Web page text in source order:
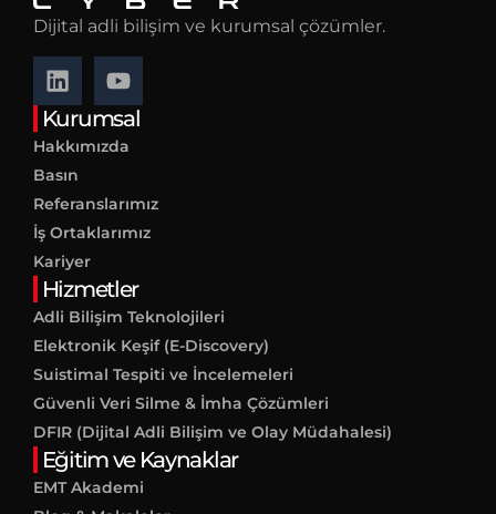
Dijital adli bilişim ve kurumsal çözümler.
Kurumsal
Hakkımızda
Basın
Referanslarımız
İş Ortaklarımız
Kariyer
Hizmetler
Adli Bilişim Teknolojileri
Elektronik Keşif (E-Discovery)
Suistimal Tespiti ve İncelemeleri
Güvenli Veri Silme & İmha Çözümleri
DFIR (Dijital Adli Bilişim ve Olay Müdahalesi)
Eğitim ve Kaynaklar
EMT Akademi